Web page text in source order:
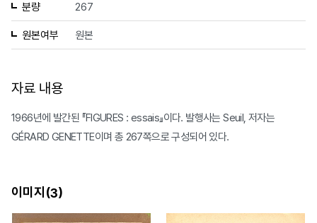
분량 267
원본여부 원본
자료 내용
1966년에 발간된 『FIGURES : essais』이다. 발행사는 Seuil, 저자는
GÉRARD GENETTE이며 총 267쪽으로 구성되어 있다.
이미지(3)